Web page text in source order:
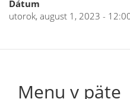
Dátum
utorok, august 1, 2023 -
Menu v päte